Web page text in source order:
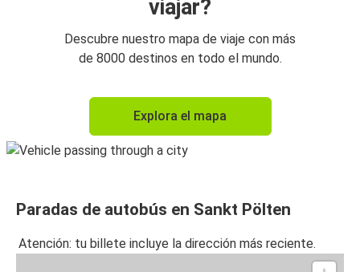
viajar?
Descubre nuestro mapa de viaje con más
de 8000 destinos en todo el mundo.
Explora el mapa
Paradas de autobús en Sankt Pölten
Atención: tu billete incluye la dirección más reciente.